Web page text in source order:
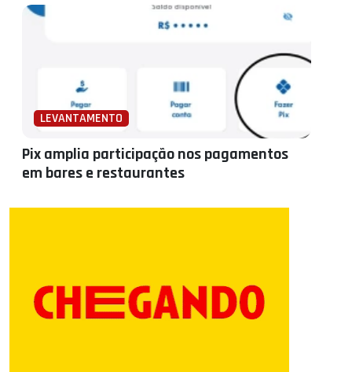
LEVANTAMENTO
Pix amplia participação nos pagamentos
em bares e restaurantes